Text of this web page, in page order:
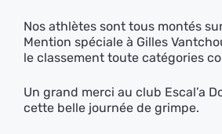
Nos athlètes sont tous montés
Mention spéciale à Gilles⁩
le classement toute catégories
Un grand merci au club Escal’a
cette belle journée de grimpe.